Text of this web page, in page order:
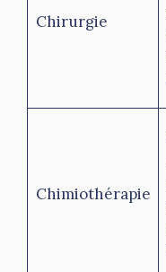
Chirurgie
Chimiothérapie